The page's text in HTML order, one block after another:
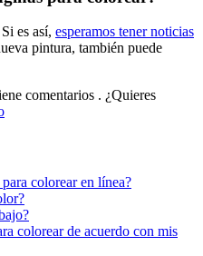
es así, esperamos tener noticias
pintura, también puede
comentarios . ¿Quieres
colorear en línea?
colorear de acuerdo con mis